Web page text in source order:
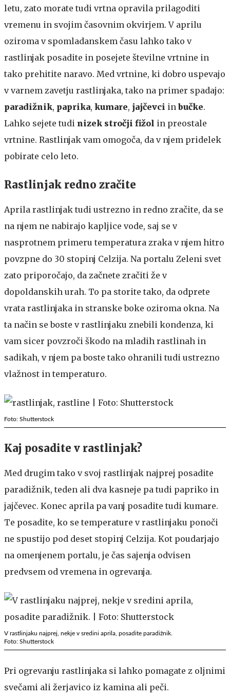
letu, zato morate tudi vrtna opravila prilagoditi
vremenu in svojim časovnim okvirjem. V aprilu
oziroma v spomladanskem času lahko tako v
rastlinjak posadite in posejete številne vrtnine in
tako prehitite naravo. Med vrtnine, ki dobro uspevajo
v varnem zavetju rastlinjaka, tako na primer spadajo:
paradižnik, paprika, kumare, jajčevci in bučke.
Lahko sejete tudi nizek stročji fižol in preostale
vrtnine. Rastlinjak vam omogoča, da v njem pridelek
pobirate celo leto.
Rastlinjak redno zračite
Aprila rastlinjak tudi ustrezno in redno zračite, da se
na njem ne nabirajo kapljice vode, saj se v
nasprotnem primeru temperatura zraka v njem hitro
povzpne do 30 stopinj Celzija. Na portalu Zeleni svet
zato priporočajo, da začnete zračiti že v
dopoldanskih urah. To pa storite tako, da odprete
vrata rastlinjaka in stranske boke oziroma okna. Na
ta način se boste v rastlinjaku znebili kondenza, ki
vam sicer povzroči škodo na mladih rastlinah in
sadikah, v njem pa boste tako ohranili tudi ustrezno
vlažnost in temperaturo.
Foto: Shutterstock
Kaj posadite v rastlinjak?
Med drugim tako v svoj rastlinjak najprej posadite
paradižnik, teden ali dva kasneje pa tudi papriko in
jajčevec. Konec aprila pa vanj posadite tudi kumare.
Te posadite, ko se temperature v rastlinjaku ponoči
ne spustijo pod deset stopinj Celzija. Kot poudarjajo
na omenjenem portalu, je čas sajenja odvisen
predvsem od vremena in ogrevanja.
V rastlinjaku najprej, nekje v sredini aprila, posadite paradižnik.
Foto: Shutterstock
Pri ogrevanju rastlinjaka si lahko pomagate z oljnimi
svečami ali žerjavico iz kamina ali peči.